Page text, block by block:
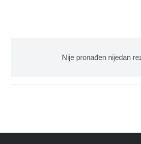
Nije pronađen nijedan